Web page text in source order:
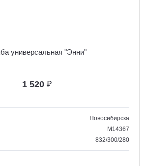
универсальная "Энни"
1 520 ₽
Новосибирска
M14367
832/300/280